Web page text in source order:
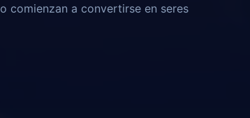
comienzan a convertirse en seres